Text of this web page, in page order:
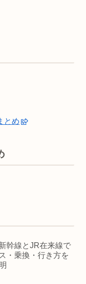
とめ
幹線とJR在来線で
・乗換・行き方を